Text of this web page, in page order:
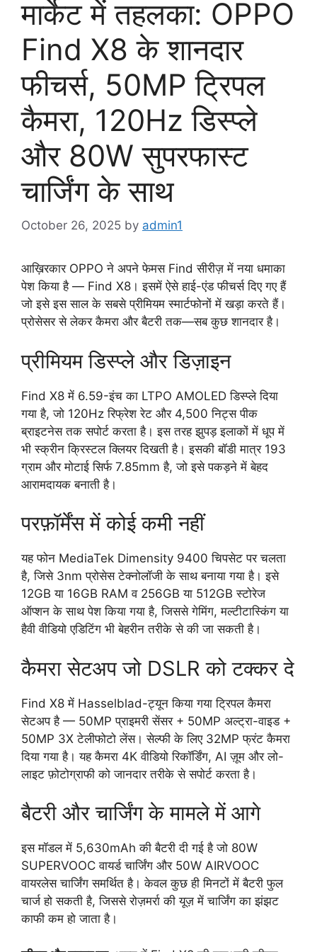
मार्केट में तहलका: OPPO
Find X8 के शानदार
फीचर्स, 50MP ट्रिपल
कैमरा, 120Hz डिस्प्ले
और 80W सुपरफास्ट
चार्जिंग के साथ
October 26, 2025 by admin1
आख़िरकार OPPO ने अपने फेमस Find सीरीज़ में नया धमाका
पेश किया है — Find X8। इसमें ऐसे हाई-एंड फीचर्स दिए गए हैं
जो इसे इस साल के सबसे प्रीमियम स्मार्टफोनों में खड़ा करते हैं।
प्रोसेसर से लेकर कैमरा और बैटरी तक—सब कुछ शानदार है।
प्रीमियम डिस्प्ले और डिज़ाइन
Find X8 में 6.59-इंच का LTPO AMOLED डिस्प्ले दिया
गया है, जो 120Hz रिफ्रेश रेट और 4,500 निट्स पीक
ब्राइटनेस तक सपोर्ट करता है। इस तरह झुपड़ इलाकों में धूप में
भी स्क्रीन क्रिस्टल क्लियर दिखती है। इसकी बॉडी मात्र 193
ग्राम और मोटाई सिर्फ 7.85mm है, जो इसे पकड़ने में बेहद
आरामदायक बनाती है।
परफ़ॉर्मेंस में कोई कमी नहीं
यह फोन MediaTek Dimensity 9400 चिपसेट पर चलता
है, जिसे 3nm प्रोसेस टेक्नोलॉजी के साथ बनाया गया है। इसे
12GB या 16GB RAM व 256GB या 512GB स्टोरेज
ऑप्शन के साथ पेश किया गया है, जिससे गेमिंग, मल्टीटास्किंग या
हैवी वीडियो एडिटिंग भी बेहरीन तरीके से की जा सकती है।
कैमरा सेटअप जो DSLR को टक्कर दे
Find X8 में Hasselblad-ट्यून किया गया ट्रिपल कैमरा
सेटअप है — 50MP प्राइमरी सेंसर + 50MP अल्ट्रा-वाइड +
50MP 3X टेलीफोटो लेंस। सेल्फी के लिए 32MP फ्रंट कैमरा
दिया गया है। यह कैमरा 4K वीडियो रिकॉर्डिंग, AI ज़ूम और लो-
लाइट फ़ोटोग्राफी को जानदार तरीके से सपोर्ट करता है।
बैटरी और चार्जिंग के मामले में आगे
इस मॉडल में 5,630mAh की बैटरी दी गई है जो 80W
SUPERVOOC वायर्ड चार्जिंग और 50W AIRVOOC
वायरलेस चार्जिंग समर्थित है। केवल कुछ ही मिनटों में बैटरी फुल
चार्ज हो सकती है, जिससे रोज़मर्रा की यूज़ में चार्जिंग का झंझट
काफी कम हो जाता है।